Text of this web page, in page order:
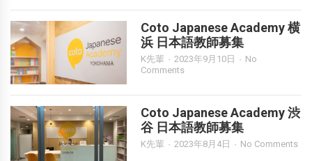
Coto Japanese Academy 横
浜 日本語教師募集
K先輩 2023年9月10日
No
Comments
Coto Japanese Academy 渋
谷 日本語教師募集
K先輩 2023年8月4日 No Comments